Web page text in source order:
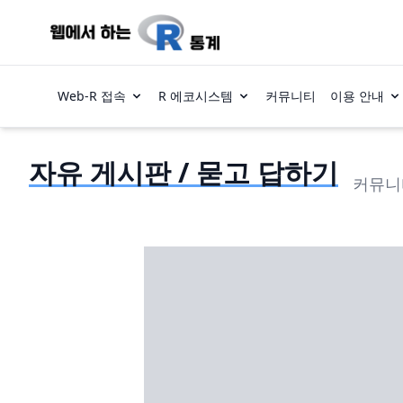
Web-R 접속 R 에코시스템 커뮤니티 이용 안내
자유 게시판 / 묻고 답하기 커뮤